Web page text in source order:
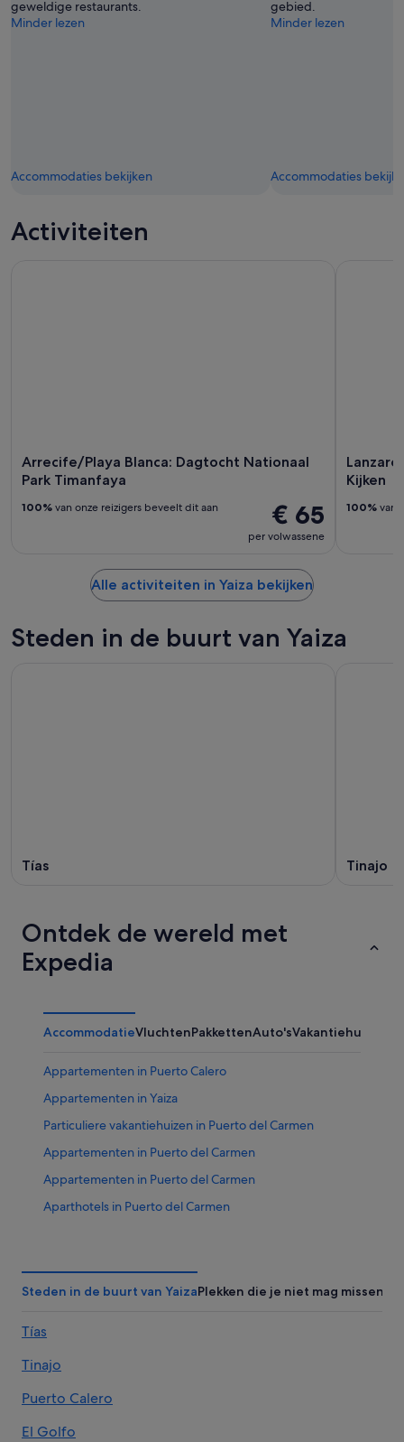
geweldige restaurants.
Minder lezen
Accommodaties bekijken
gebied.
Minder lezen
Accommodaties
Activiteiten
Arrecife/Playa Blanca: Dagtocht Nationaal
Park Timanfaya
€ 65
per volwassene
100% van onze reizigers beveelt dit aan
Kijken
100% van
Alle activiteiten in Yaiza bekijken
Steden in de buurt van Yaiza
Tías Tinajo
Ontdek de wereld met
Expedia
AccommodatieVluchtenPakkettenAuto'sVakantiehuizen
Appartementen in Puerto Calero
Appartementen in Yaiza
Particuliere vakantiehuizen in Puerto del Carmen
Appartementen in Puerto del Carmen
Appartementen in Puerto del Carmen
Aparthotels in Puerto del Carmen
Lhbtq-Vriendelijke in Puerto del Carmen
Hotels voor shoppers in Puerto Calero
All-Inclusive in Puerto Calero
Spa in Puerto Calero
Steden in de buurt van YaizaPlekken die je niet mag missen
Tías
Tinajo
Puerto Calero
El Golfo